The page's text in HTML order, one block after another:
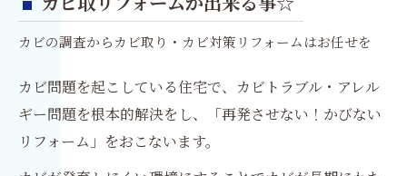
カビの調査からカビ取り・カビ対策リフォームはお任せを
カビ問題を起こしている住宅で、カビトラブル・アレル
ギー問題を根本的解決をし、「再発させない！かびない
リフォーム」をおこないます。